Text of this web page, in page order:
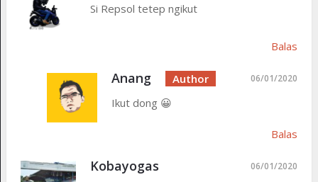
Si Repsol tetep ngikut
Balas
Anang 06/01/2020
Ikut dong 😀
Balas
Kobayogas 06/01/2020